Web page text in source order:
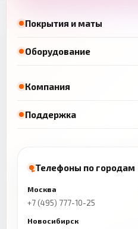
Покрытия и маты
Оборудование
Компания
Поддержка
Телефоны по городам
Москва
+7 (495) 777-10-25
Новосибирск